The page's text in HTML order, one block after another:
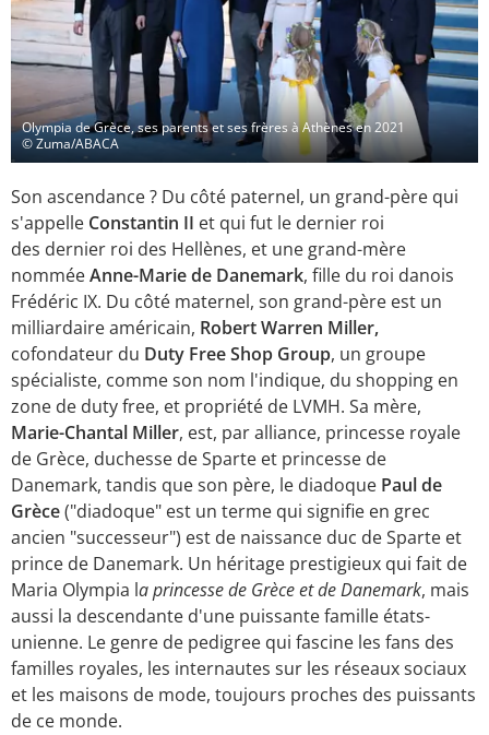
Olympia de Grèce, ses parents et ses frères à Athènes en 2021
© Zuma/ABACA
Son ascendance ? Du côté paternel, un grand-père qui
s'appelle Constantin II et qui fut le dernier roi
des dernier roi des Hellènes, et une grand-mère
nomméeAnne-Marie de Danemark, fille du roi danois
Frédéric IX. Du côté maternel, son grand-père est un
milliardaire américain, Robert Warren Miller,
cofondateur du Duty Free Shop Group, un groupe
spécialiste, comme son nom l'indique, du shopping en
zone de duty free, et propriété de LVMH. Sa mère,
Marie-Chantal Miller, est, par alliance, princesse royale
de Grèce, duchesse de Sparte et princesse de
Danemark, tandis que son père, le diadoque Paul de
Grèce("diadoque" est un terme qui signifie en grec
ancien "successeur") est de naissance duc de Sparte et
prince de Danemark. Un héritage prestigieux qui fait de
Maria Olympia la princesse de Grèce et de Danemark, mais
aussi la descendante d'une puissante famille états-
unienne. Le genre de pedigree qui fascine les fans des
familles royales, les internautes sur les réseaux sociaux
et les maisons de mode, toujours proches des puissants
de ce monde.